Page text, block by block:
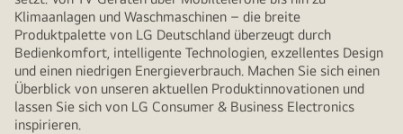
Klimaanlagen und Waschmaschinen – die breite
Produktpalette von LG Deutschland überzeugt durch
Bedienkomfort, intelligente Technologien, exzellentes Design
und einen niedrigen Energieverbrauch. Machen Sie sich einen
Überblick von unseren aktuellen Produktinnovationen und
lassen Sie sich von LG Consumer & Business Electronics
inspirieren.